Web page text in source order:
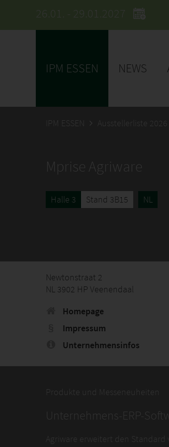
26.01. - 29.01.2027
IPM ESSEN NEWS
IPM ESSEN Ausstellerliste 2026
Mprise Agriware
Halle 3 Stand 3B15 NL
Newtonstraat 2
NL 3902 HP Veenendaal
Homepage
Impressum
Unternehmensinfos
Produkte und Messeneuheiten
Unternehmens-ERP-
Agriware erweitert den